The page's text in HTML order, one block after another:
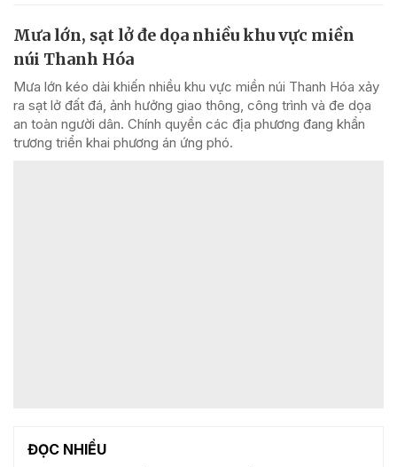
Mưa lớn, sạt lở đe dọa nhiều khu vực miền
núi Thanh Hóa
Mưa lớn kéo dài khiến nhiều khu vực miền núi Thanh Hóa xảy
ra sạt lở đất đá, ảnh hưởng giao thông, công trình và đe dọa
an toàn người dân. Chính quyền các địa phương đang khẩn
trương triển khai phương án ứng phó.
ĐỌC NHIỀU